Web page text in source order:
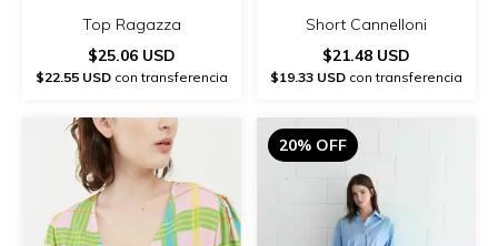
Top Ragazza
$25.06 USD
$22.55 USD con transferencia
Short Cannelloni
$21.48 USD
$19.33 USD con transferencia
20% OFF